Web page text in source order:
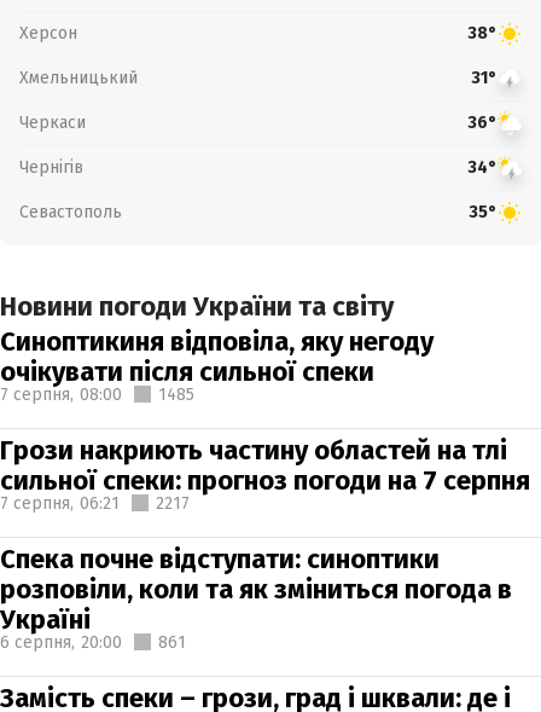
Херсон 38°
Хмельницький 31°
Черкаси 36°
Чернігів 34°
Севастополь 35°
Новини погоди України та світу
Синоптикиня відповіла, яку негоду
очікувати після сильної спеки
7 серпня, 08:00 1485
Грози накриють частину областей на тлі
сильної спеки: прогноз погоди на 7 серпня
7 серпня, 06:21 2217
Спека почне відступати: синоптики
розповіли, коли та як зміниться погода в
Україні
6 серпня, 20:00 861
Замість спеки – грози, град і шквали: де і